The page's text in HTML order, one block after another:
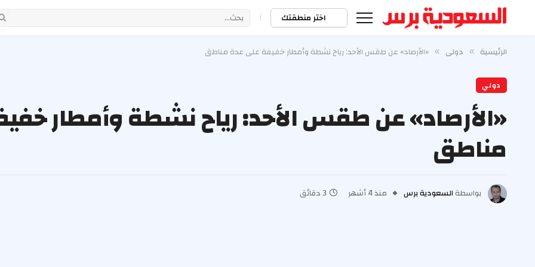
اختر منطقتك |
الرئيسية » دولي » «الأرصاد» عن طقس الأحد: رياح نشطة وأمطار خفيفة على عدة مناطق
دولي
«الأرصاد» عن طقس الأحد: رياح نشطة وأمطار
مناطق
بواسطة السعودية برس منذ 4 أشهر 3 دقائق